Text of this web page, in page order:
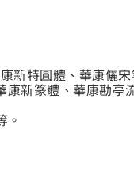
新特圓體、華康儷宋
新篆體、華康勘亭
。